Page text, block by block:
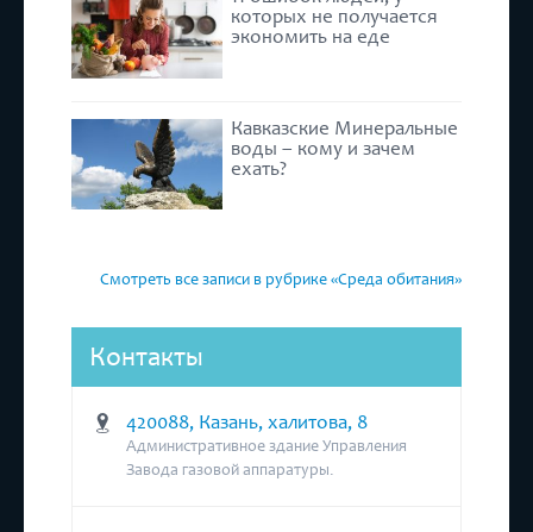
которых не получается
экономить на еде
Кавказские Минеральные
воды – кому и зачем
ехать?
Смотреть все записи в рубрике «Среда обитания»
Контакты
420088, Казань, халитова, 8
Административное здание Управления
Завода газовой аппаратуры.